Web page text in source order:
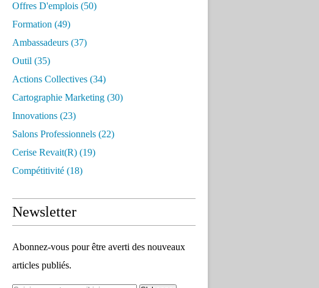
Offres D'emplois (50)
Formation (49)
Ambassadeurs (37)
Outil (35)
Actions Collectives (34)
Cartographie Marketing (30)
Innovations (23)
Salons Professionnels (22)
Cerise Revait(r) (19)
Compétitivité (18)
Newsletter
Abonnez-vous pour être averti des nouveaux
articles publiés.